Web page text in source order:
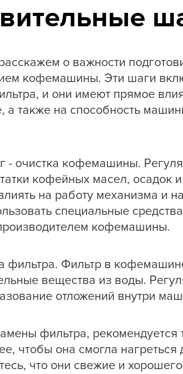
о важности
кофемашины. Эти шаги
и они имеют прямое
а также на способность
очистка кофемашины.
кофейных масел, осадок
на работу механизма и
специальные
кофемашины.
фильтра. Фильтр в
вещества из воды.
отложений внутри
фильтра,
чтобы она смогла
что они свежие и